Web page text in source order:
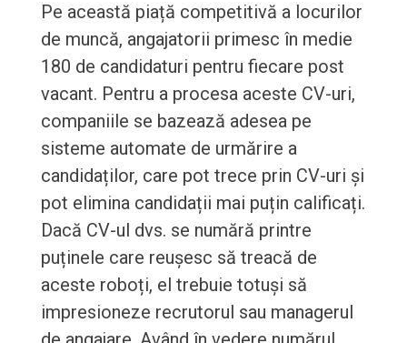
Pe această piață competitivă a locurilor
de muncă, angajatorii primesc în medie
180 de candidaturi pentru fiecare post
vacant. Pentru a procesa aceste CV-uri,
companiile se bazează adesea pe
sisteme automate de urmărire a
candidaților, care pot trece prin CV-uri și
pot elimina candidații mai puțin calificați.
Dacă CV-ul dvs. se numără printre
puținele care reușesc să treacă de
aceste roboți, el trebuie totuși să
impresioneze recrutorul sau managerul